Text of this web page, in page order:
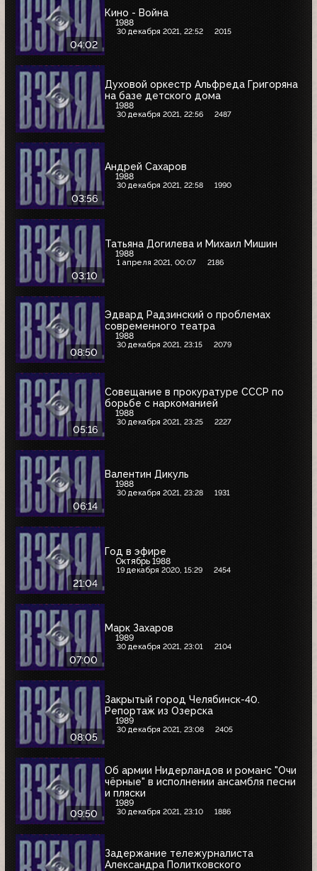
04:02
Кино - Война
1988
30 декабря 2021, 22:52 2015
Духовой оркестр Альфреда Григоряна
на базе детского дома
1988
30 декабря 2021, 22:56 2487
03:56
Андрей Сахаров
1988
30 декабря 2021, 22:58 1990
03:10
Татьяна Догилева и Михаил Мишин
1988
1 апреля 2021, 00:07 2186
08:50
Эдвард Радзинский о проблемах
современного театра
1988
30 декабря 2021, 23:15 2079
05:16
Совещание в прокуратуре СССР по
борьбе с наркоманией
1988
30 декабря 2021, 23:25 2227
06:14
Валентин Дикуль
1988
30 декабря 2021, 23:28 1931
21:04
Год в эфире
Октябрь 1988
19 декабря 2020, 15:29 2454
07:00
Марк Захаров
1989
30 декабря 2021, 23:01 2104
08:05
Закрытый город Челябинск-40.
Репортаж из Озерска
1989
30 декабря 2021, 23:08 2405
09:50
Об армии Нидерландов и романс "Очи
чёрные" в исполнении ансамбля песни
и пляски
1989
30 декабря 2021, 23:10 1886
Задержание тележурналиста
Александра Политковского